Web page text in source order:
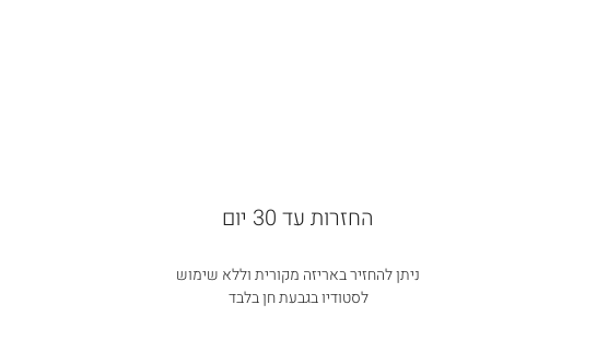
החזרות עד 30 יום
ניתן להחזיר באריזה מקורית וללא שימוש
לסטודיו בגבעת חן בלבד